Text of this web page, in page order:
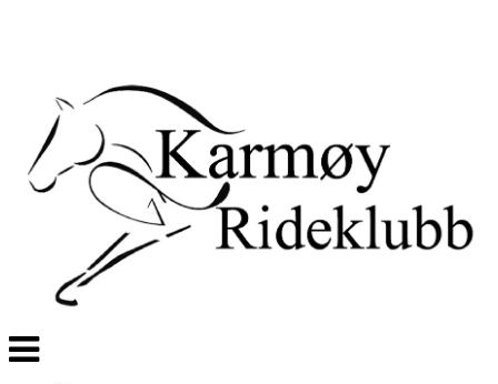
Veksle
navigasjon